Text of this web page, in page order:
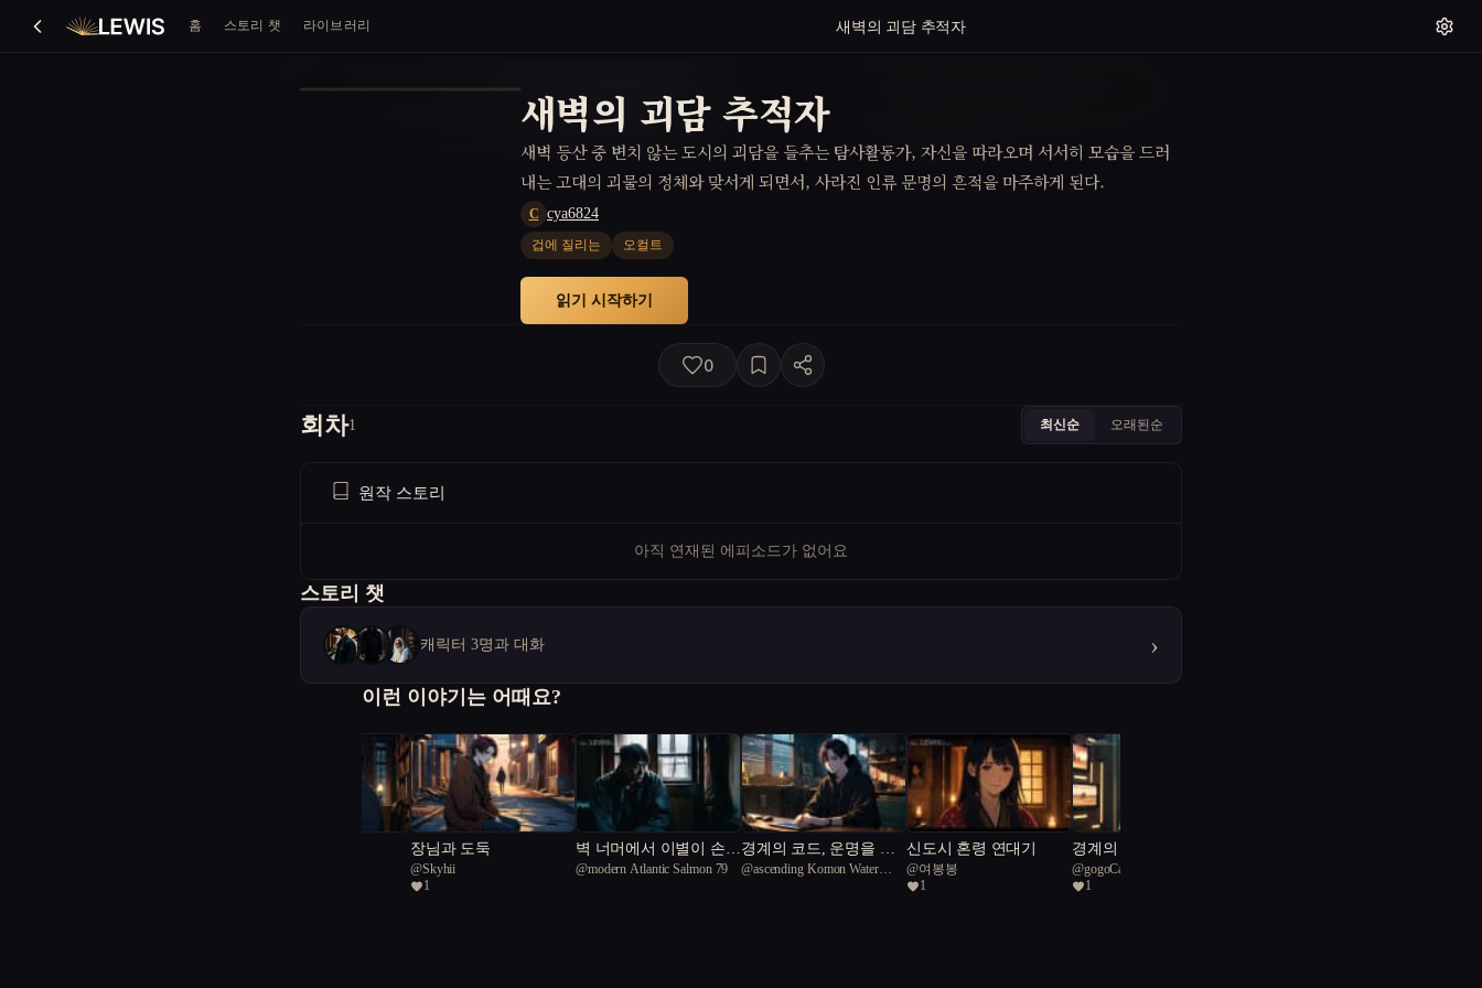
홈 스토리 챗 라이브러리 새벽의 괴담 추적자
새벽의 괴담 추적자
새벽 등산 중 변치 않는 도시의 괴담을 들추는 탐사활동가, 자신을 따라오며 서서히 모습을 드러
내는 고대의 괴물의 정체와 맞서게 되면서, 사라진 인류 문명의 흔적을 마주하게 된다.
C cya6824
겁에 질리는 오컬트
읽기 시작하기
0
회차1 최신순 오래된순
원작 스토리
아직 연재된 에피소드가 없어요
스토리 챗
캐릭터 3명과 대화 ›
이런 이야기는 어때요?
장님과 도둑
@Skyhii
1
벽 너머에서 이별이 손을
내민다
@modern Atlantic Salmon 79
경계의 코드, 운명을 해
킹하다
@ascending Komon Water
신도시 혼령 연대기
@여봉봉
1
경계의 에코스피어
@gogoCarrot
1